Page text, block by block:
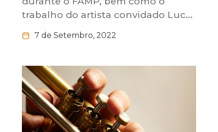
trabalho do artista convidado Luc...
7 de Setembro, 2022